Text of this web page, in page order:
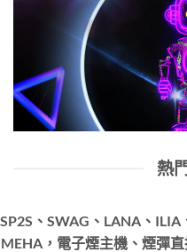
熱
SP2S、SWAG、LANA、ILIA
MEHA，電子煙主機、煙彈